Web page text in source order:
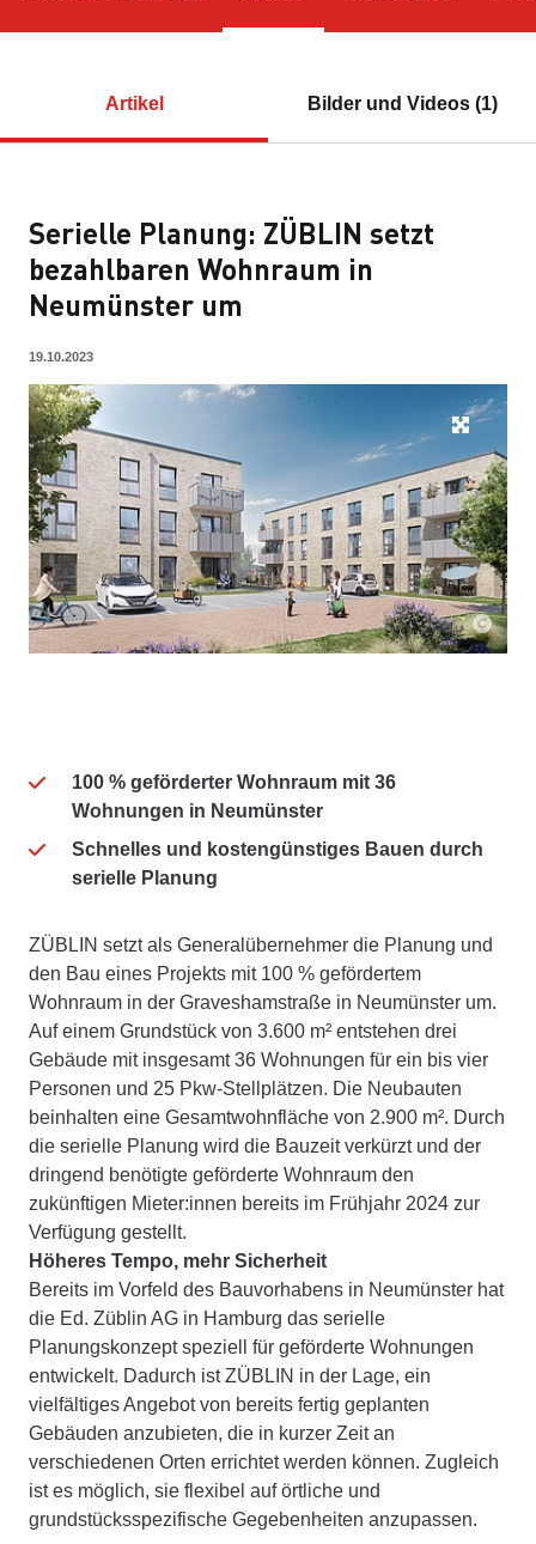
Artikel Bilder und Videos (1)
Serielle Planung: ZÜBLIN setzt
bezahlbaren Wohnraum in
Neumünster um
19.10.2023
100 % geförderter Wohnraum mit 36
Wohnungen in Neumünster
Schnelles und kostengünstiges Bauen durch
serielle Planung
ZÜBLIN setzt als Generalübernehmer die Planung und
den Bau eines Projekts mit 100 % gefördertem
Wohnraum in der Graveshamstraße in Neumünster um.
Auf einem Grundstück von 3.600 m² entstehen drei
Gebäude mit insgesamt 36 Wohnungen für ein bis vier
Personen und 25 Pkw-Stellplätzen. Die Neubauten
beinhalten eine Gesamtwohnfläche von 2.900 m². Durch
die serielle Planung wird die Bauzeit verkürzt und der
dringend benötigte geförderte Wohnraum den
zukünftigen Mieter:innen bereits im Frühjahr 2024 zur
Verfügung gestellt.
Höheres Tempo, mehr Sicherheit
Bereits im Vorfeld des Bauvorhabens in Neumünster hat
die Ed. Züblin AG in Hamburg das serielle
Planungskonzept speziell für geförderte Wohnungen
entwickelt. Dadurch ist ZÜBLIN in der Lage, ein
vielfältiges Angebot von bereits fertig geplanten
Gebäuden anzubieten, die in kurzer Zeit an
verschiedenen Orten errichtet werden können. Zugleich
ist es möglich, sie flexibel auf örtliche und
grundstücksspezifische Gegebenheiten anzupassen.